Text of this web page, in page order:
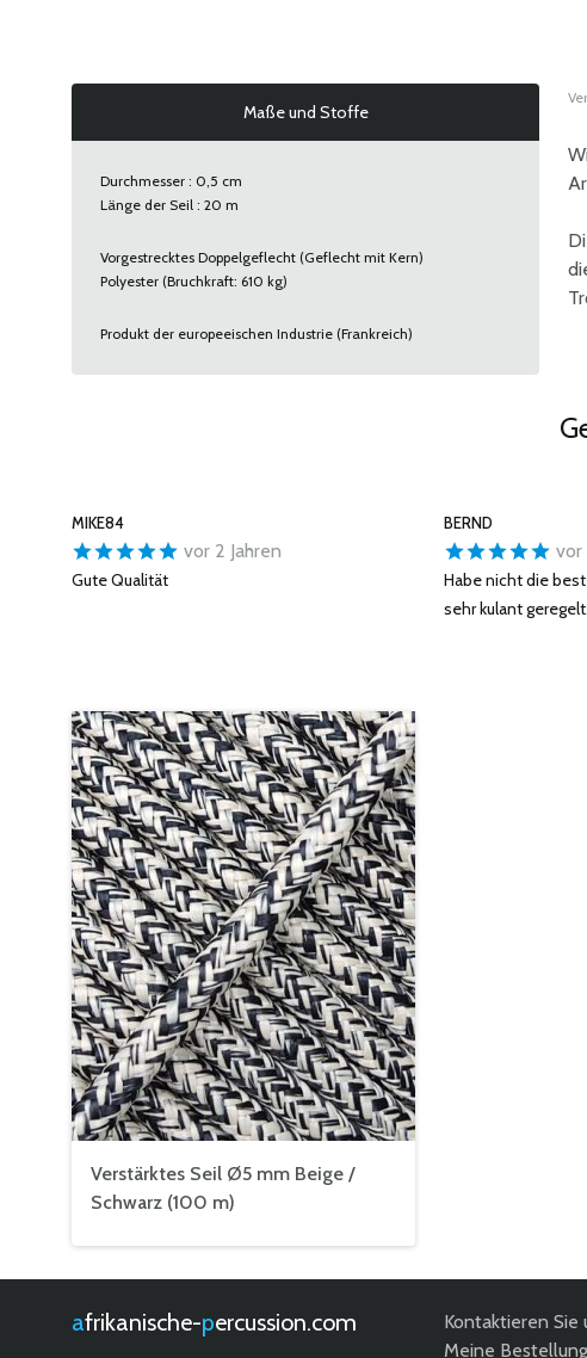
Maße und Stoffe
Durchmesser : 0,5 cm
Länge der Seil : 20 m
Vorgestrecktes Doppelgeflecht (Geflecht mit Kern)
Polyester (Bruchkraft: 610 kg)
Produkt der europeeischen Industrie (Frankreich)
MIKE84
vor 2 Jahren
Gute Qualität
BERND
vor
Habe nicht die
sehr kulant geregelt.
Verstärktes Seil Ø5 mm Beige /
Schwarz (100 m)
afrikanische- percussion.com
Kontaktieren Sie
Meine